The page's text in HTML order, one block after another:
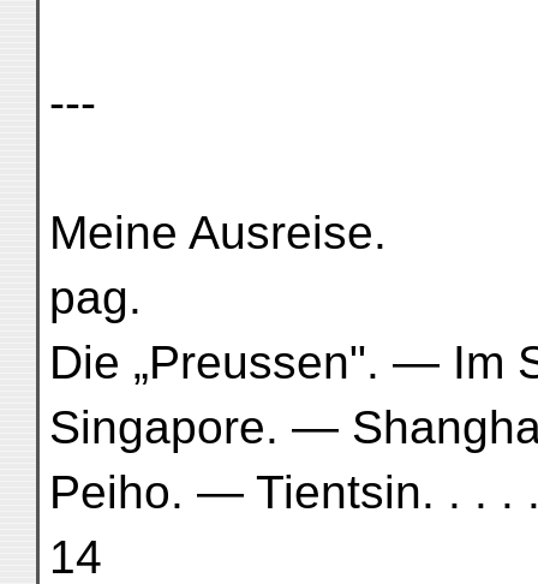
---
Meine Ausreise.
pag.
Die „Preussen". —
Singapore. —
Peiho. — Tientsin. . . .
14